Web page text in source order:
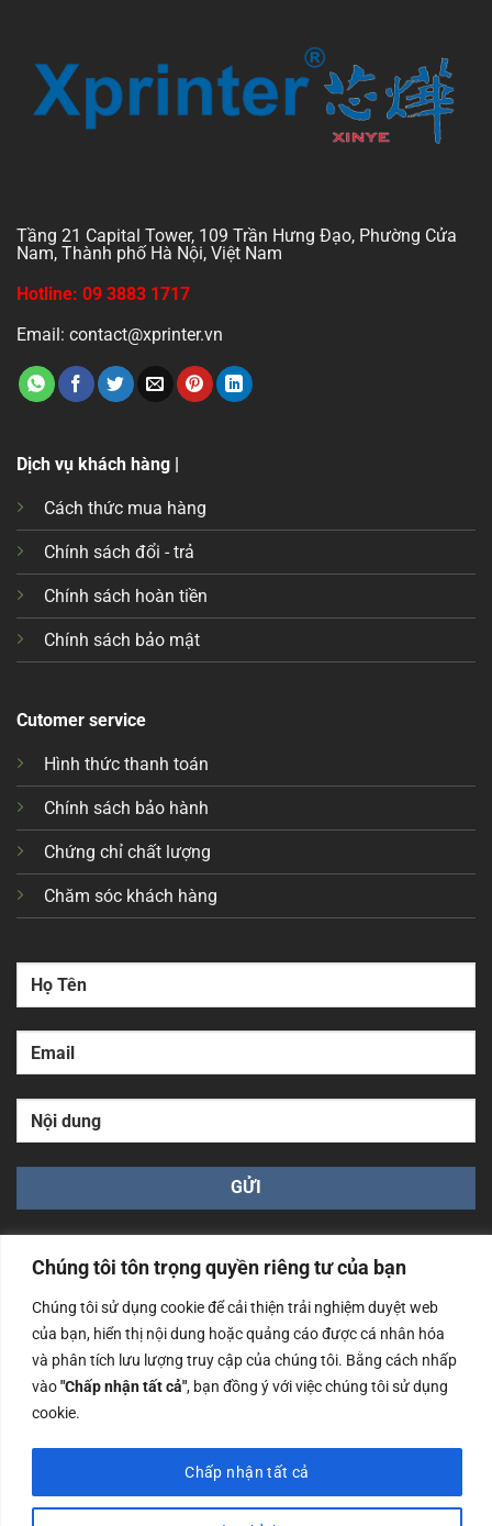
Chúng tôi tôn trọng quyền riêng tư của bạn
Chúng tôi sử dụng cookie để cải thiện trải nghiệm duyệt web
của bạn, hiển thị nội dung hoặc quảng cáo được cá nhân hóa
và phân tích lưu lượng truy cập của chúng tôi. Bằng cách nhấp
vào"Chấp nhận tất cả", bạn đồng ý với việc chúng tôi sử dụng
cookie.
Chấp nhận tất cả
Tầng 21 Capital Tower, 109 Trần Hưng Đạo, Phường Cửa
Nam, Thành phố Hà Nội, Việt Nam
Hotline: 09 3883 1717
Email: contact@xprinter.vn
Dịch vụ khách hàng |
Cách thức mua hàng
Chính sách đổi - trả
Chính sách hoàn tiền
Chính sách bảo mật
Cutomer service
Hình thức thanh toán
Chính sách bảo hành
Chứng chỉ chất lượng
Chăm sóc khách hàng
Công ty TNHH Nam Bình Xương - Số ĐKKD: 0108783483
cấp ngày 14/06/2019 bởi Sở Kế Hoạch và Đầu Tư Tp. Hà
Nội
Copyrights @2023 Nam Binh Xuong. All Rights Reserved